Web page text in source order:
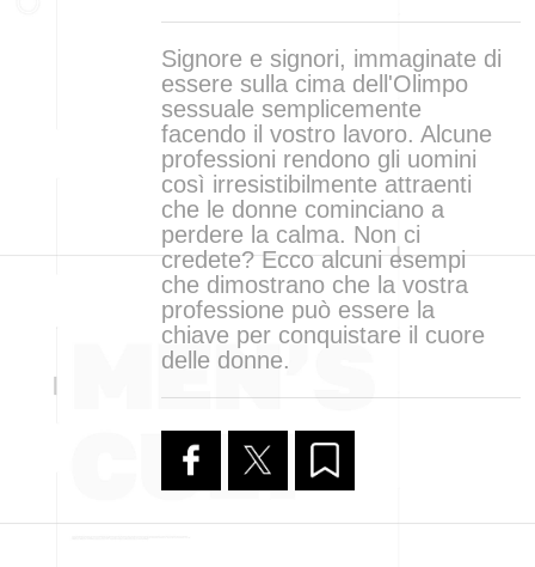
Signore e signori, immaginate di
essere sulla cima dell'Olimpo
sessuale semplicemente
facendo il vostro lavoro. Alcune
professioni rendono gli uomini
così irresistibilmente attraenti
che le donne cominciano a
perdere la calma. Non ci
credete? Ecco alcuni esempi
che dimostrano che la vostra
professione può essere la
chiave per conquistare il cuore
delle donne.